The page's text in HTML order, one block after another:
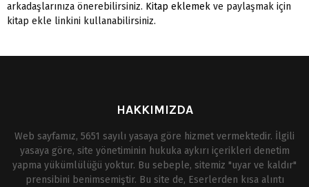
arkadaşlarınıza önerebilirsiniz. Kitap eklemek ve paylaşmak için
kitap ekle linkini kullanabilirsiniz.
HAKKIMIZDA
Web sayfamız, 5651 sayılı yasaya göre hizmet vermektedir. İlgili
yasaya göre, site yönetiminin hukuka aykırı içerikleri denetim
yapma yükümlülüğü yoktur. Bu sebeple, sitemiz "uyar ve kaldır"
prensibini benimsemiştir. Bu site de, Eserlerden kısa alıntı